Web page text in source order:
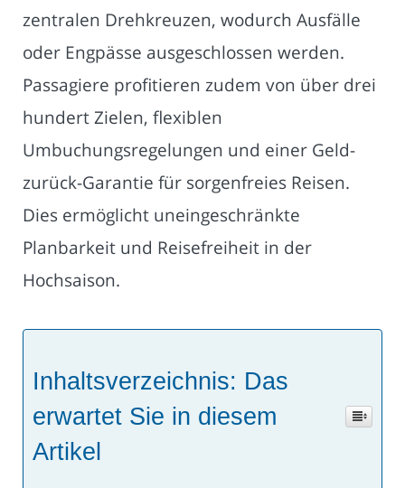
zentralen Drehkreuzen, wodurch Ausfälle
oder Engpässe ausgeschlossen werden.
Passagiere profitieren zudem von über drei
hundert Zielen, flexiblen
Umbuchungsregelungen und einer Geld-
zurück-Garantie für sorgenfreies Reisen.
Dies ermöglicht uneingeschränkte
Planbarkeit und Reisefreiheit in der
Hochsaison.
Inhaltsverzeichnis: Das
erwartet Sie in diesem
Artikel